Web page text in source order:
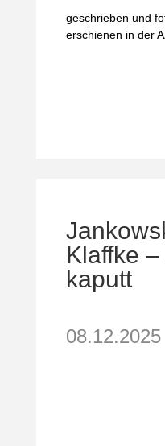
geschrieben und
erschienen in der
Klaffke
kaputt
08.12.2025